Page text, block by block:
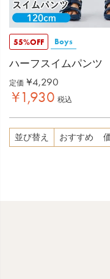
55%OFF Boys
ハーフスイムパンツ
定価 ¥4,290
¥1,930 税込
並び替え おすすめ